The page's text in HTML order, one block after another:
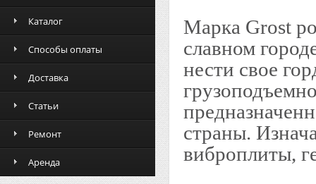
Каталог
Способы оплаты
Доставка
Статьи
Ремонт
Аренда
Марка Grost
славном
нести свое
страны.
виброплиты,